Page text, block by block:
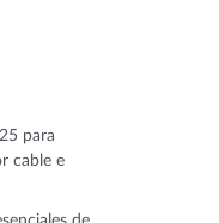
para
cable e